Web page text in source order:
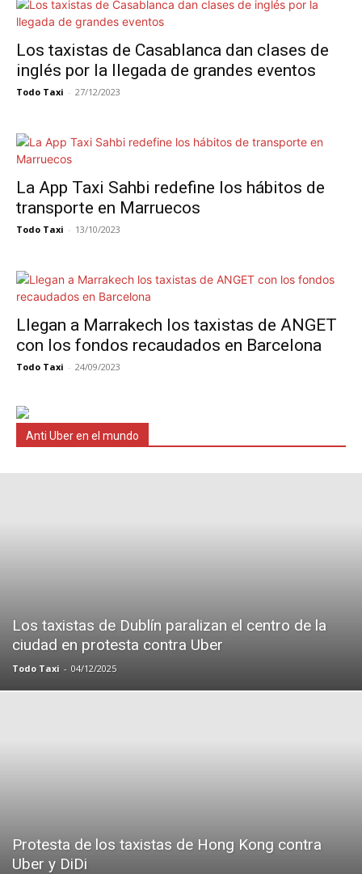
Los taxistas de Casablanca dan clases de
inglés por la llegada de grandes eventos
Todo Taxi - 27/12/2023
La App Taxi Sahbi redefine los hábitos de
transporte en Marruecos
Todo Taxi - 13/10/2023
Llegan a Marrakech los taxistas de ANGET
con los fondos recaudados en Barcelona
Todo Taxi - 24/09/2023
Anti Uber en el mundo
Los taxistas de Dublín paralizan el centro de la
ciudad en protesta contra Uber
Todo Taxi - 04/12/2025
Protesta de los taxistas de Hong Kong contra
Uber y DiDi